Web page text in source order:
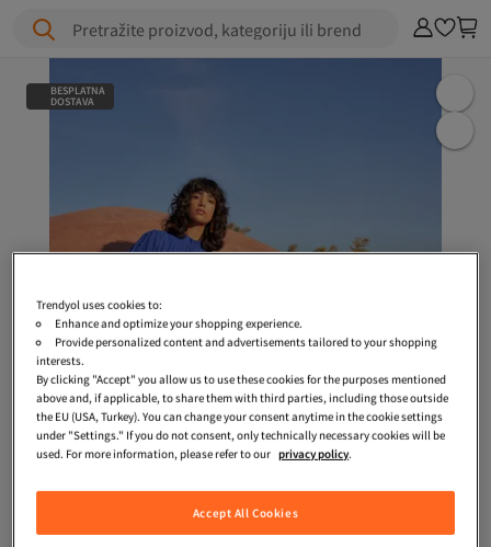
Pretražite proizvod, kategoriju ili brend
BESPLATNA
DOSTAVA
Trendyol uses cookies to:
Enhance and optimize your shopping experience.
Provide personalized content and advertisements tailored to your shopping
interests.
By clicking "Accept" you allow us to use these cookies for the purposes mentioned
above and, if applicable, to share them with third parties, including those outside
the EU (USA, Turkey). You can change your consent anytime in the cookie settings
under "Settings." If you do not consent, only technically necessary cookies will be
used. For more information, please refer to our privacy policy.
Accept All Cookies